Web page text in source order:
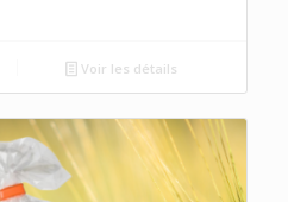
Voir les détails